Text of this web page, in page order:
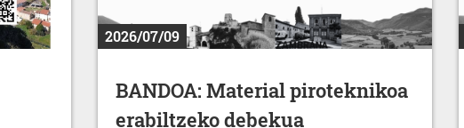
2026/07/09
BANDOA: Material piroteknikoa
erabiltzeko debekua